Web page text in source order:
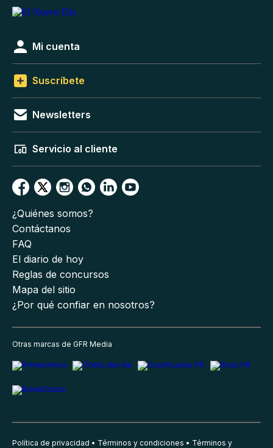
Mi cuenta
Suscríbete
Newsletters
Servicio al cliente
¿Quiénes somos?
Contáctanos
FAQ
El diario de hoy
Reglas de concursos
Mapa del sitio
¿Por qué confiar en nosotros?
Otras marcas de GFR Media
Política de privacidad Términos y condiciones Términos y